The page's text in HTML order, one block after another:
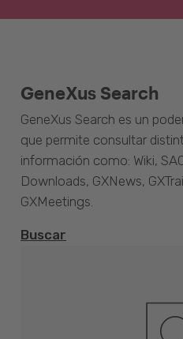
GeneXus Search
GeneXus Search es un
que permite consultar
información como: Wiki,
Downloads, GXNews,
GXMeetings.
Buscar